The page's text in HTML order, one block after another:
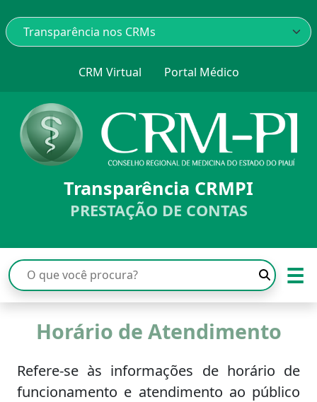
CRM Virtual Portal Médico
Transparência CRMPI
PRESTAÇÃO DE CONTAS
☰
Horário de Atendimento
Refere-se às informações de horário de
funcionamento e atendimento ao público